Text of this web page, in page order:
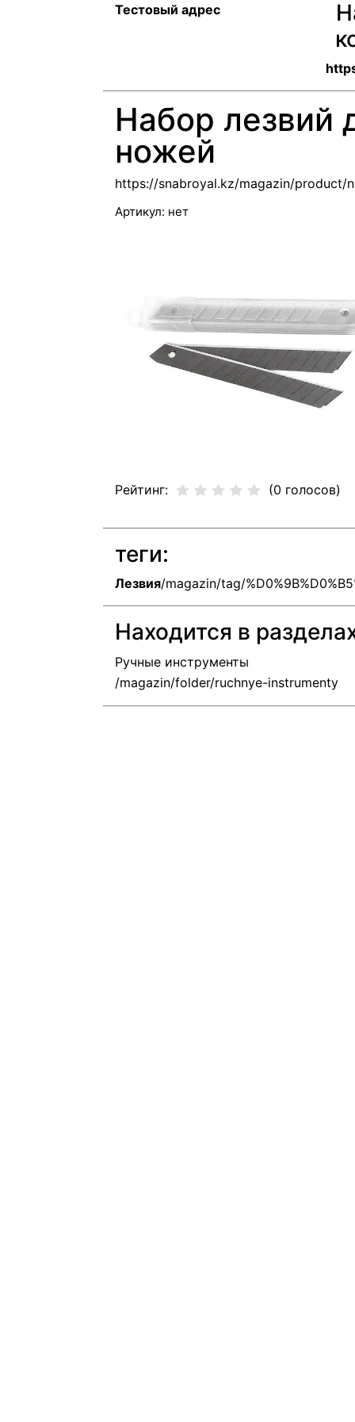
Тестовый адрес
Набор лезвий
ножей
https://snabroyal.kz/magazin/product/
Артикул: нет
Рейтинг: (0 голосов)
теги:
Лезвия/magazin/tag/
Находится в
Ручные инструменты